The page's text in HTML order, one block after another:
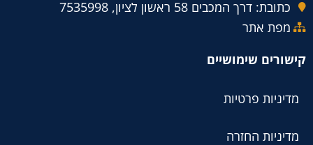
כתובת: דרך המכבים 58 ראשון לציון, 7535998
מפת אתר
קישורים שימושיים
מדיניות פרטיות
מדיניות החזרה